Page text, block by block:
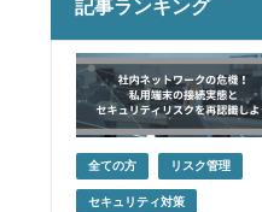
記事ランキング
全ての方 リスク管理
セキュリティ対策